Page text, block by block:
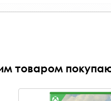
товаром